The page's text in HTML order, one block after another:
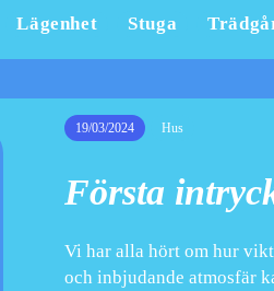
Lägenhet Stuga
19/03/2024 Hus
Första
Vi har alla hört om hur
och inbjudande atmosfär